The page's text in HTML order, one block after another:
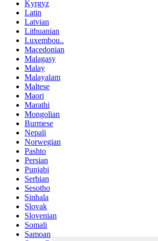
Kyrgyz
Latin
Latvian
Lithuanian
Luxembou..
Macedonian
Malagasy
Malay
Malayalam
Maltese
Maori
Marathi
Mongolian
Burmese
Nepali
Norwegian
Pashto
Persian
Punjabi
Serbian
Sesotho
Sinhala
Slovak
Slovenian
Somali
Samoan